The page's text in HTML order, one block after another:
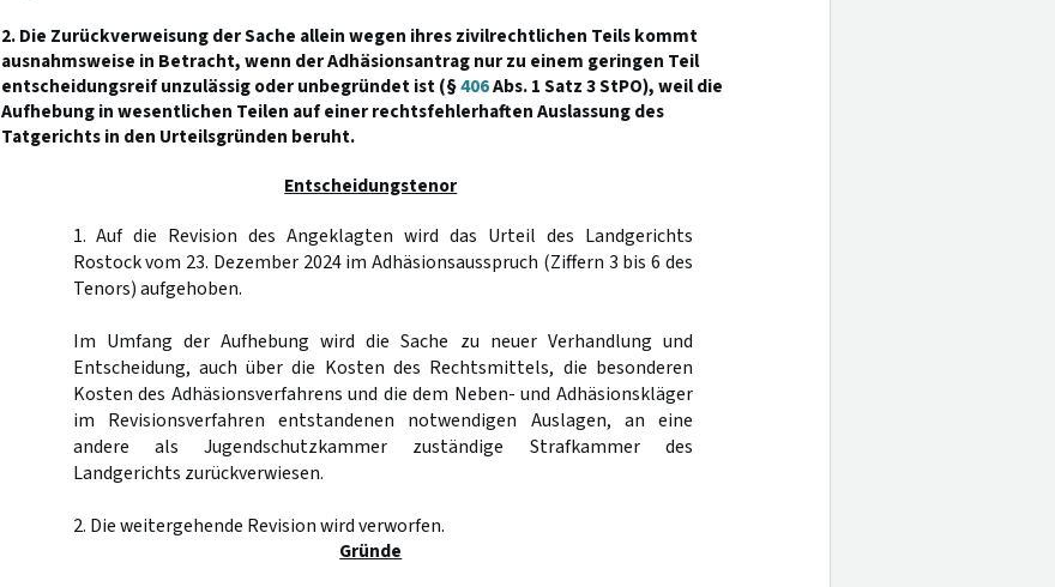
2. Die Zurückverweisung der Sache allein wegen ihres zivilrechtlichen Teils kommt
ausnahmsweise in Betracht, wenn der Adhäsionsantrag nur zu einem geringen Teil
entscheidungsreif unzulässig oder unbegründet ist (§406Abs. 1 Satz 3 StPO), weil die
Aufhebung in wesentlichen Teilen auf einer rechtsfehlerhaften Auslassung des
Tatgerichts in den Urteilsgründen beruht.
Entscheidungstenor
1. Auf die Revision des Angeklagten wird das Urteil des Landgerichts
Rostock vom 23. Dezember 2024 im Adhäsionsausspruch (Ziffern 3 bis 6 des
Tenors) aufgehoben.
Im Umfang der Aufhebung wird die Sache zu neuer Verhandlung und
Entscheidung, auch über die Kosten des Rechtsmittels, die besonderen
Kosten des Adhäsionsverfahrens und die dem Neben- und Adhäsionskläger
im Revisionsverfahren entstandenen notwendigen Auslagen, an eine
andere als Jugendschutzkammer zuständige Strafkammer des
Landgerichts zurückverwiesen.
2. Die weitergehende Revision wird verworfen.
Gründe